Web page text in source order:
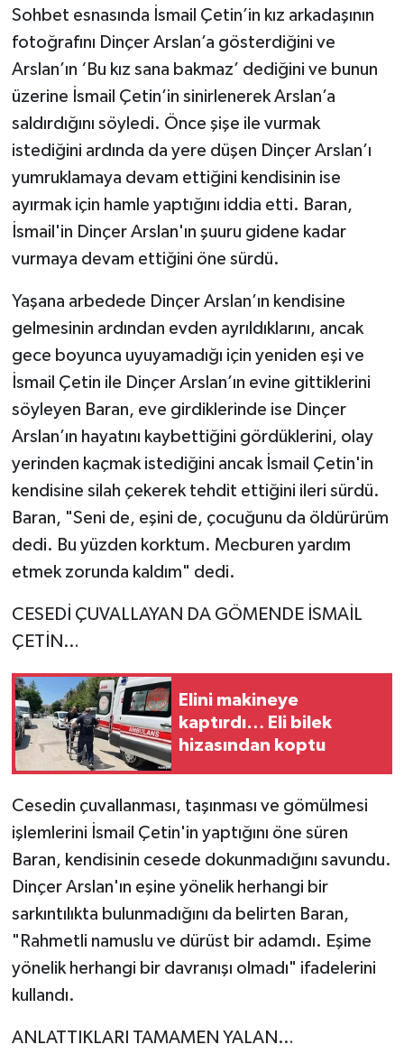
Sohbet esnasında İsmail Çetin’in kız arkadaşının
fotoğrafını Dinçer Arslan’a gösterdiğini ve
Arslan’ın ‘Bu kız sana bakmaz’ dediğini ve bunun
üzerine İsmail Çetin’in sinirlenerek Arslan’a
saldırdığını söyledi. Önce şişe ile vurmak
istediğini ardında da yere düşen Dinçer Arslan’ı
yumruklamaya devam ettiğini kendisinin ise
ayırmak için hamle yaptığını iddia etti. Baran,
İsmail'in Dinçer Arslan'ın şuuru gidene kadar
vurmaya devam ettiğini öne sürdü.
Yaşana arbedede Dinçer Arslan’ın kendisine
gelmesinin ardından evden ayrıldıklarını, ancak
gece boyunca uyuyamadığı için yeniden eşi ve
İsmail Çetin ile Dinçer Arslan’ın evine gittiklerini
söyleyen Baran, eve girdiklerinde ise Dinçer
Arslan’ın hayatını kaybettiğini gördüklerini, olay
yerinden kaçmak istediğini ancak İsmail Çetin'in
kendisine silah çekerek tehdit ettiğini ileri sürdü.
Baran, "Seni de, eşini de, çocuğunu da öldürürüm
dedi. Bu yüzden korktum. Mecburen yardım
etmek zorunda kaldım" dedi.
CESEDİ ÇUVALLAYAN DA GÖMENDE İSMAİL
ÇETİN…
Elini makineye
kaptırdı… Eli bilek
hizasından koptu
Cesedin çuvallanması, taşınması ve gömülmesi
işlemlerini İsmail Çetin'in yaptığını öne süren
Baran, kendisinin cesede dokunmadığını savundu.
Dinçer Arslan'ın eşine yönelik herhangi bir
sarkıntılıkta bulunmadığını da belirten Baran,
"Rahmetli namuslu ve dürüst bir adamdı. Eşime
yönelik herhangi bir davranışı olmadı" ifadelerini
kullandı.
ANLATTIKLARI TAMAMEN YALAN…